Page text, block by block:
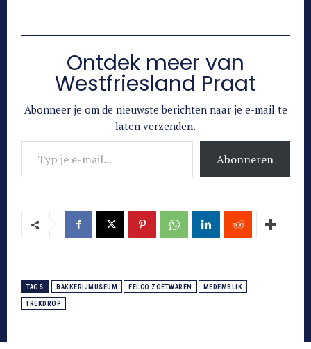
Ontdek meer van
Westfriesland Praat
Abonneer je om de nieuwste berichten naar je e-mail te
laten verzenden.
Typ je e-mail...
Abonneren
TAGS BAKKERIJMUSEUM FELCO ZOETWAREN MEDEMBLIK
TREKDROP